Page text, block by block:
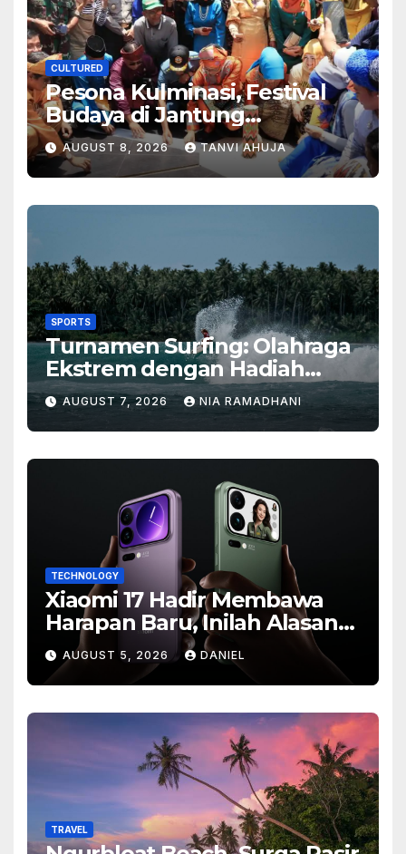
CULTURED
Pesona Kulminasi, Festival
Budaya di Jantung
Kalimantan
AUGUST 8, 2026 TANVI AHUJA
SPORTS
Turnamen Surfing: Olahraga
Ekstrem dengan Hadiah
Besar
AUGUST 7, 2026 NIA RAMADHANI
TECHNOLOGY
Xiaomi 17 Hadir Membawa
Harapan Baru, Inilah Alasan
Banyak Orang Menantikan
Ponsel Flagship Ini
AUGUST 5, 2026 DANIEL
TRAVEL